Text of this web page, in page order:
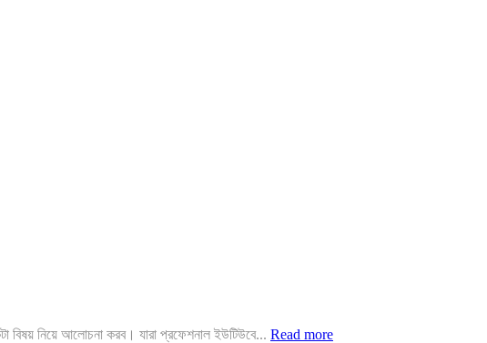
নিয়ে আলোচনা করব। যারা প্রফেশনাল ইউটিউবে... Read more